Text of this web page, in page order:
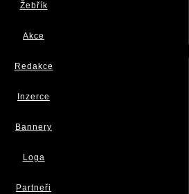
Žebřík
Akce
Redakce
Inzerce
Bannery
Loga
Partneři